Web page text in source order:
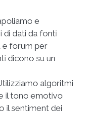
e
di dati da fonti
e forum per
dicono su un
algoritmi
il tono emotivo
il sentiment dei